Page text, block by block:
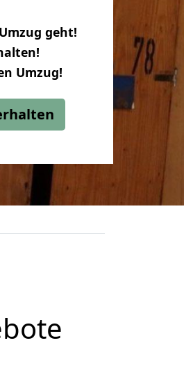
geht!
Umzug!